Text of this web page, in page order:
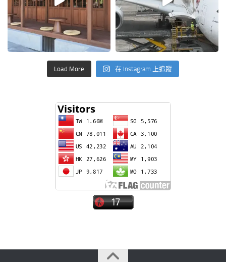
Load More 在 Instagram 上追蹤